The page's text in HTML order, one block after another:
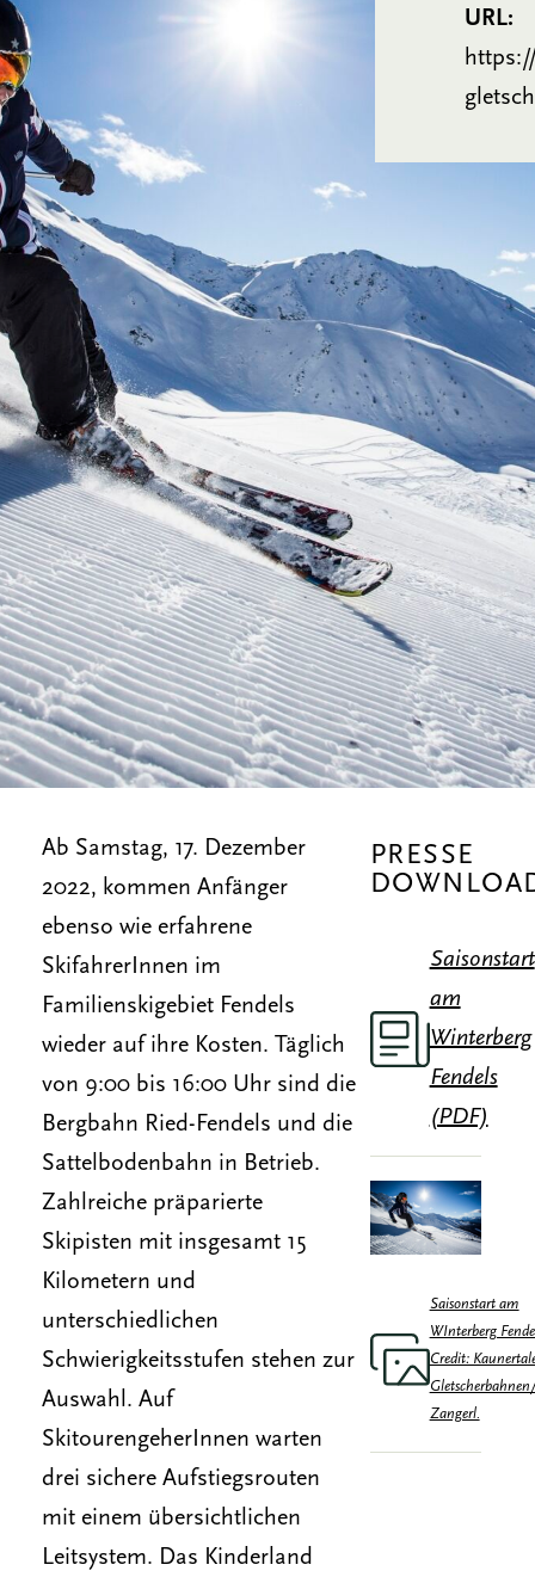
URL:
Ab Samstag, 17. Dezember
2022, kommen Anfänger
ebenso wie erfahrene
SkifahrerInnen im
Familienskigebiet Fendels
wieder auf ihre Kosten. Täglich
von 9:00 bis 16:00 Uhr sind die
Bergbahn Ried-Fendels und die
Sattelbodenbahn in Betrieb.
Zahlreiche präparierte
Skipisten mit insgesamt 15
Kilometern und
unterschiedlichen
Schwierigkeitsstufen stehen zur
Auswahl. Auf
SkitourengeherInnen warten
drei sichere Aufstiegsrouten
mit einem übersichtlichen
Leitsystem. Das Kinderland
PRESSE
Saisonstart
am
Winterberg
Fendels
(PDF)
Saisonstart am
WInterberg
Credit:
Zangerl.